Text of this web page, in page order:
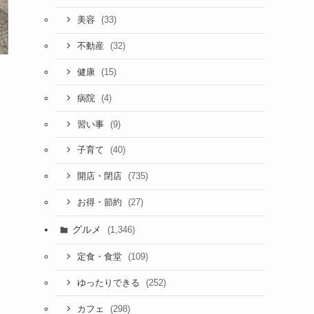
美容 (33)
不動産 (32)
健康 (15)
病院 (4)
習い事 (9)
子育て (40)
開店・閉店 (735)
お得・節約 (27)
グルメ (1,346)
定食・食堂 (109)
ゆったりできる (252)
カフェ (298)